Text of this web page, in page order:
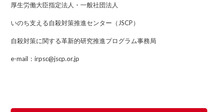
厚生労働大臣指定法人・一般社団法人
いのち支える自殺対策推進センター（JSCP）
自殺対策に関する革新的研究推進プログラム事務局
e-mail：irpsc@jscp.or.jp